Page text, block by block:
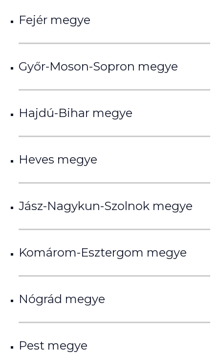
Fejér megye
Győr-Moson-Sopron megye
Hajdú-Bihar megye
Heves megye
Jász-Nagykun-Szolnok megye
Komárom-Esztergom megye
Nógrád megye
Pest megye